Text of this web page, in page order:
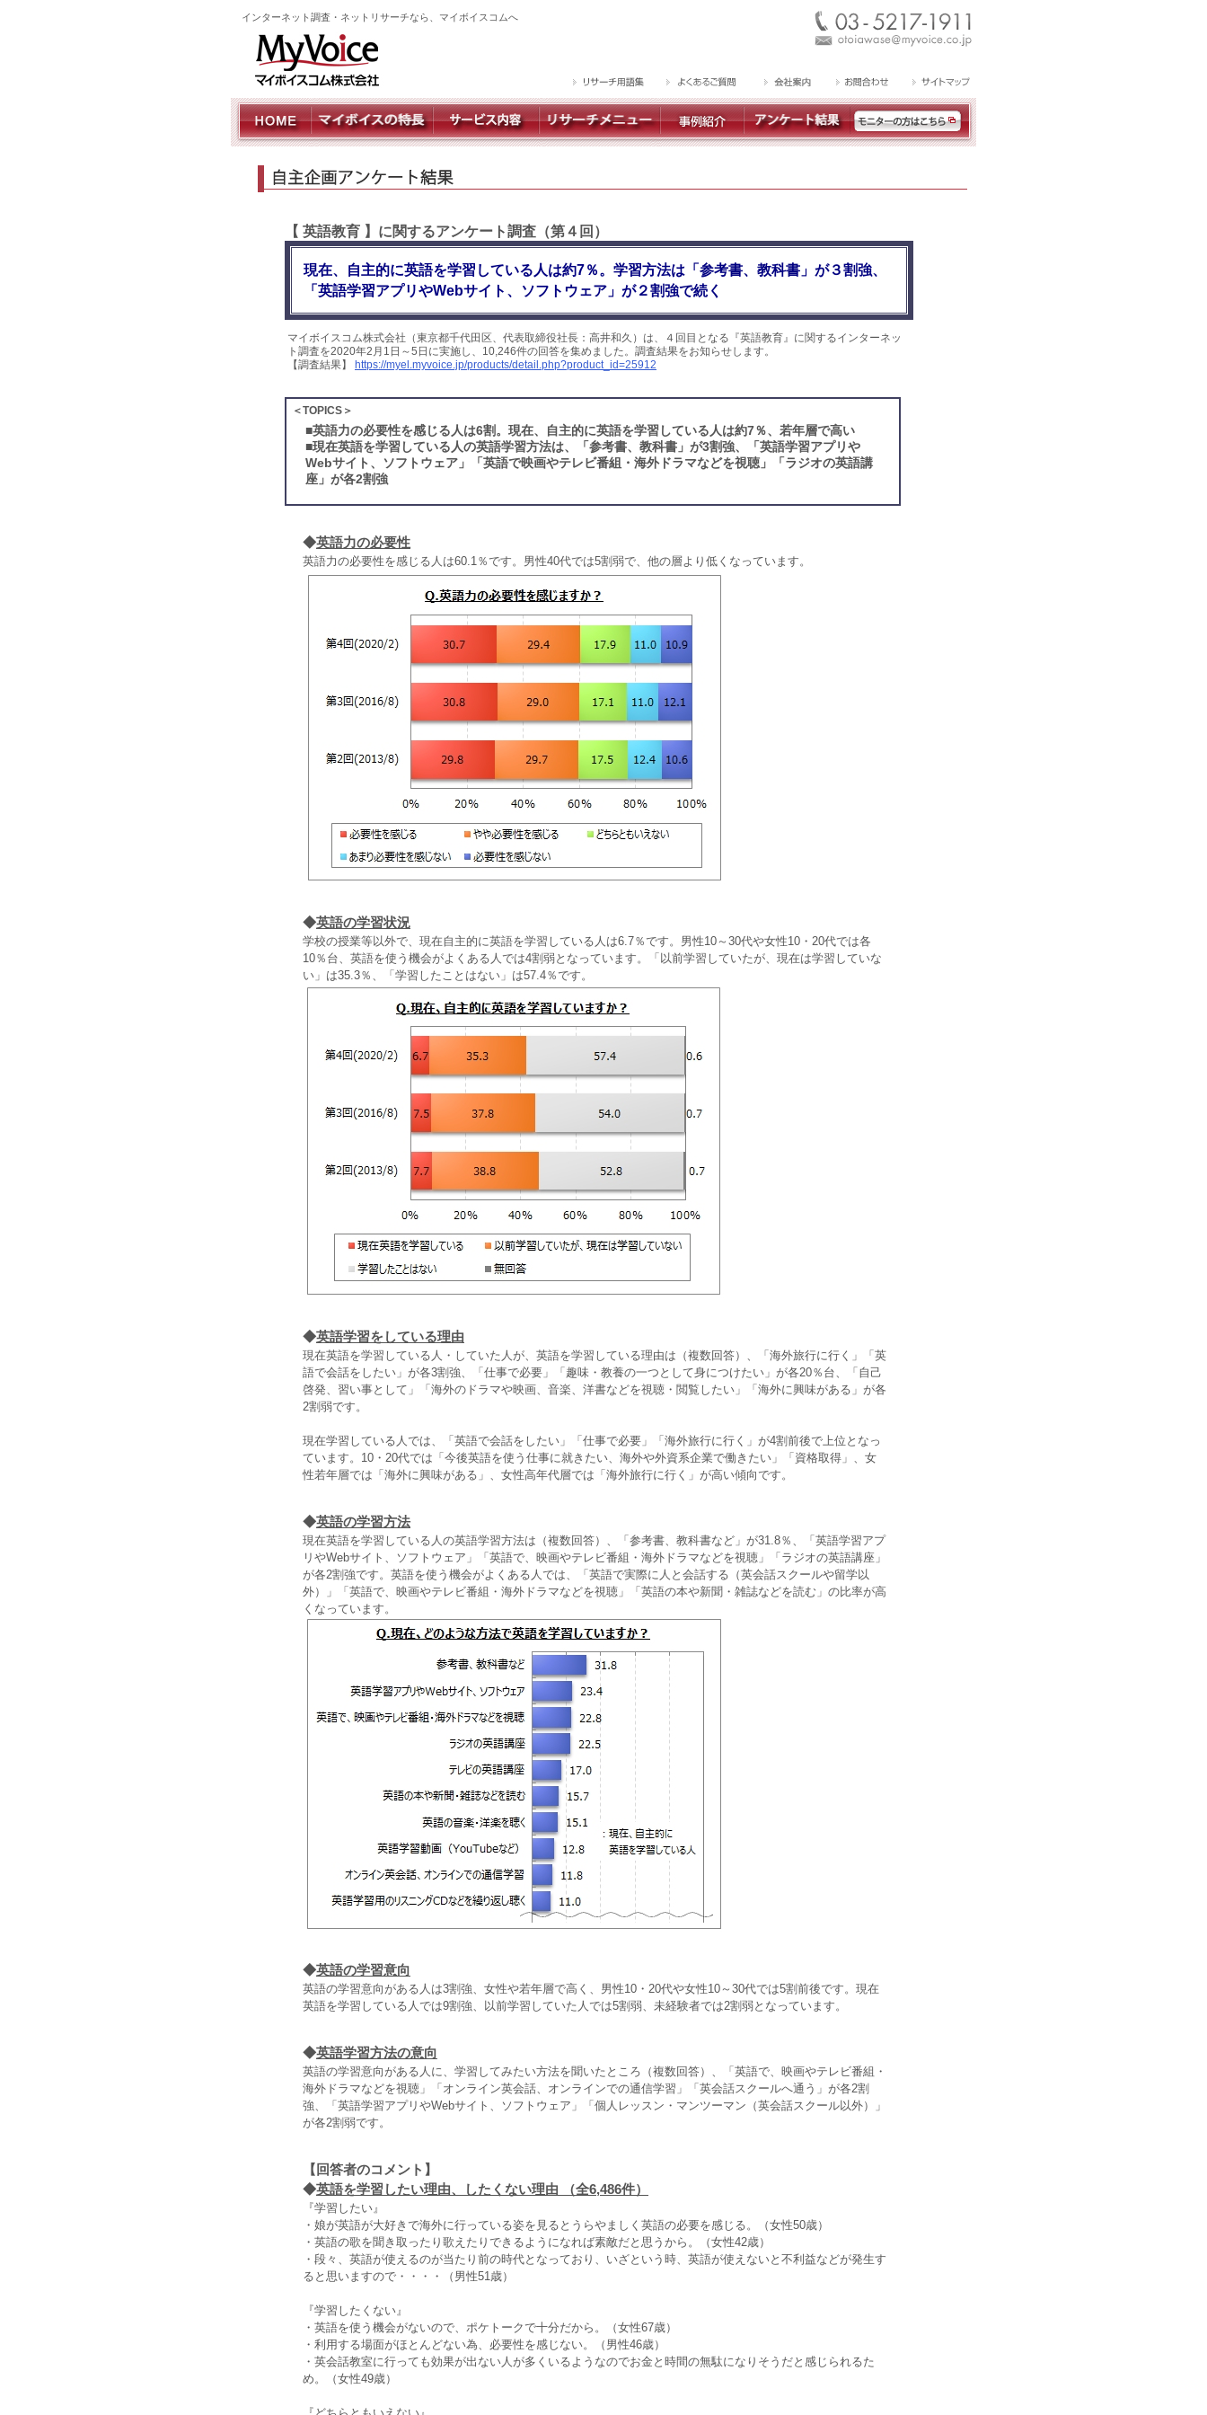
インターネット調査・ネットリサーチなら、マイボイスコムへ
【 英語教育 】に関するアンケート調査（第４回）
現在、自主的に英語を学習している人は約7％。学習方法は「参考書、教科書」が３割強、
「英語学習アプリやWebサイト、ソフトウェア」が２割強で続く
マイボイスコム株式会社（東京都千代田区、代表取締役社長：高井和久）は、４回目となる『英語教育』に関するインターネッ
ト調査を2020年2月1日～5日に実施し、10,246件の回答を集めました。調査結果をお知らせします。
【調査結果】
https://myel.myvoice.jp/products/detail.php?product_id=25912
＜TOPICS＞
■英語力の必要性を感じる人は6割。現在、自主的に英語を学習している人は約7％、若年層で高い
■現在英語を学習している人の英語学習方法は、「参考書、教科書」が3割強、「英語学習アプリや
Webサイト、ソフトウェア」「英語で映画やテレビ番組・海外ドラマなどを視聴」「ラジオの英語講
座」が各2割強
◆英語力の必要性
英語力の必要性を感じる人は60.1％です。男性40代では5割弱で、他の層より低くなっています。
◆英語の学習状況
学校の授業等以外で、現在自主的に英語を学習している人は6.7％です。男性10～30代や女性10・20代では各
10％台、英語を使う機会がよくある人では4割弱となっています。「以前学習していたが、現在は学習していな
い」は35.3％、「学習したことはない」は57.4％です。
◆英語学習をしている理由
現在英語を学習している人・していた人が、英語を学習している理由は（複数回答）、「海外旅行に行く」「英
語で会話をしたい」が各3割強、「仕事で必要」「趣味・教養の一つとして身につけたい」が各20％台、「自己
啓発、習い事として」「海外のドラマや映画、音楽、洋書などを視聴・閲覧したい」「海外に興味がある」が各
2割弱です。
現在学習している人では、「英語で会話をしたい」「仕事で必要」「海外旅行に行く」が4割前後で上位となっ
ています。10・20代では「今後英語を使う仕事に就きたい、海外や外資系企業で働きたい」「資格取得」、女
性若年層では「海外に興味がある」、女性高年代層では「海外旅行に行く」が高い傾向です。
◆英語の学習方法
現在英語を学習している人の英語学習方法は（複数回答）、「参考書、教科書など」が31.8％、「英語学習アプ
リやWebサイト、ソフトウェア」「英語で、映画やテレビ番組・海外ドラマなどを視聴」「ラジオの英語講座」
が各2割強です。英語を使う機会がよくある人では、「英語で実際に人と会話する（英会話スクールや留学以
外）」「英語で、映画やテレビ番組・海外ドラマなどを視聴」「英語の本や新聞・雑誌などを読む」の比率が高
くなっています。
◆英語の学習意向
英語の学習意向がある人は3割強、女性や若年層で高く、男性10・20代や女性10～30代では5割前後です。現在
英語を学習している人では9割強、以前学習していた人では5割弱、未経験者では2割弱となっています。
◆英語学習方法の意向
英語の学習意向がある人に、学習してみたい方法を聞いたところ（複数回答）、「英語で、映画やテレビ番組・
海外ドラマなどを視聴」「オンライン英会話、オンラインでの通信学習」「英会話スクールへ通う」が各2割
強、「英語学習アプリやWebサイト、ソフトウェア」「個人レッスン・マンツーマン（英会話スクール以外）」
が各2割弱です。
【回答者のコメント】
◆英語を学習したい理由、したくない理由 （全6,486件）
『学習したい』
・娘が英語が大好きで海外に行っている姿を見るとうらやましく英語の必要を感じる。（女性50歳）
・英語の歌を聞き取ったり歌えたりできるようになれば素敵だと思うから。（女性42歳）
・段々、英語が使えるのが当たり前の時代となっており、いざという時、英語が使えないと不利益などが発生す
ると思いますので・・・・（男性51歳）
『学習したくない』
・英語を使う機会がないので、ポケトークで十分だから。（女性67歳）
・利用する場面がほとんどない為、必要性を感じない。（男性46歳）
・英会話教室に行っても効果が出ない人が多くいるようなのでお金と時間の無駄になりそうだと感じられるた
め。（女性49歳）